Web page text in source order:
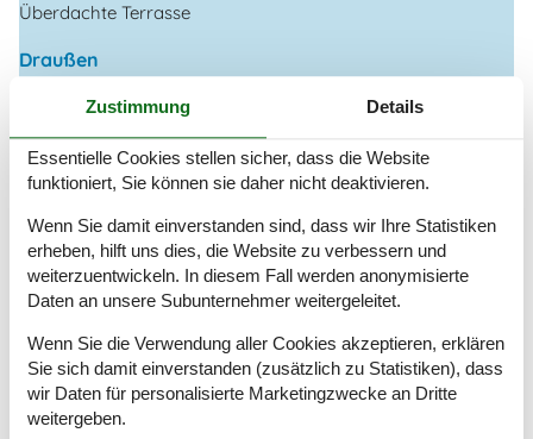
Überdachte Terrasse
Draußen
Eingezäuntes Grundstück
Gartengrill
Terrasse
Überdachte Terrasse
Drinnen
CD-Gerät
Deutsche TV-Kanäle
Internetzugang
Kabelfernsehen
Kamin / Holzofen
Kinderbett
Zustimmung Details
Essentielle Cookies stellen sicher, dass die Website
funktioniert, Sie können sie daher nicht deaktivieren.
Wenn Sie damit einverstanden sind, dass wir Ihre Statistiken
erheben, hilft uns dies, die Website zu verbessern und
weiterzuentwickeln. In diesem Fall werden anonymisierte
Daten an unsere Subunternehmer weitergeleitet.
Wenn Sie die Verwendung aller Cookies akzeptieren, erklären
Sie sich damit einverstanden (zusätzlich zu Statistiken), dass
wir Daten für personalisierte Marketingzwecke an Dritte
weitergeben.